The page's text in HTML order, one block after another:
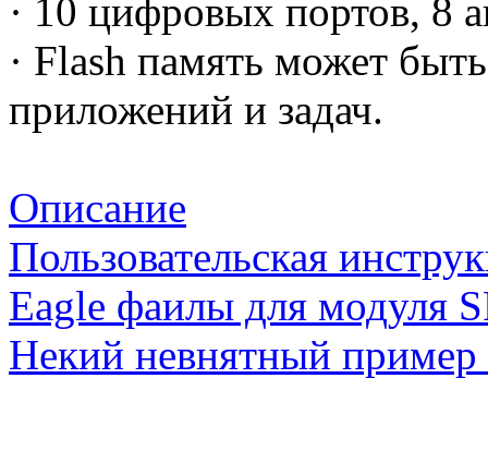
· 10 цифровых портов, 8
· Flash память может
приложений и задач.
Описание
Пользовательская
Eagle фаилы для модуля
Некий невнятный пример